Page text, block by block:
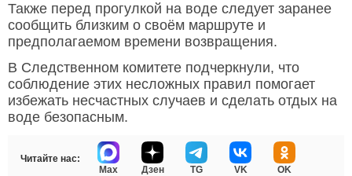
Также перед прогулкой на воде следует заранее
сообщить близким о своём маршруте и
предполагаемом времени возвращения.
В Следственном комитете подчеркнули, что
соблюдение этих несложных правил помогает
избежать несчастных случаев и сделать отдых на
воде безопасным.
Читайте нас:
Max
Дзен TG VK OK